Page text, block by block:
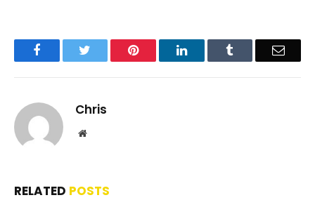
Facebook Pinterest LinkedIn Email
Chris
Website
RELATED POSTS